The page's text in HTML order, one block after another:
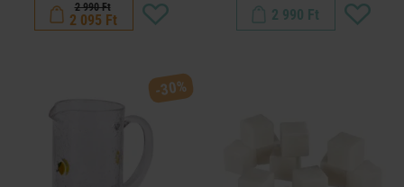
2 990 Ft
2 095 Ft 2 990 Ft
-30%